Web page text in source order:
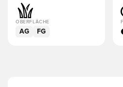
OBERFLÄCHE
AG FG